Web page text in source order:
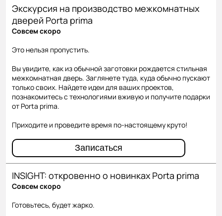
Экскурсия на производство межкомнатных
дверей Porta prima
Совсем скоро
Это нельзя пропустить.
Вы увидите, как из обычной заготовки рождается стильная
межкомнатная дверь. Заглянете туда, куда обычно пускают
только своих. Найдете идеи для ваших проектов,
познакомитесь с технологиями вживую и получите подарки
от Porta prima.
Приходите и проведите время по-настоящему круто!
Записаться
INSIGHT: откровенно о новинках Porta prima
Совсем скоро
Готовьтесь, будет жарко.